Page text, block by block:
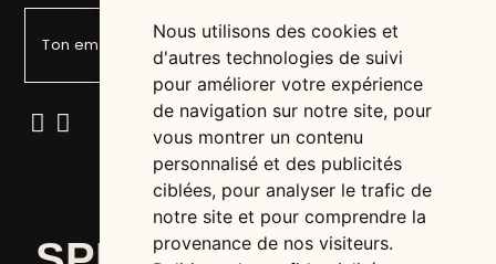
Nous utilisons des cookies et
d'autres technologies de suivi
pour améliorer votre expérience
de navigation sur notre site, pour
vous montrer un contenu
personnalisé et des publicités
ciblées, pour analyser le trafic de
notre site et pour comprendre la
provenance de nos visiteurs.